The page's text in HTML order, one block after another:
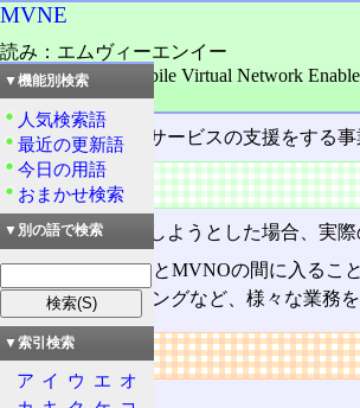
MVNE
読み：エムヴィーエンイー
外語：MVNE: Mobile Virtual Network
品詞：名詞
MVNOに対してサービスの支援をする事
概要
MVNOが事業をしようとした場合、実
MVNEは、MNOとMVNOの間に入るこ
務、コンサルティングなど、様々な業務を
リンク
関連する用語
▼機能別検索
人気検索語
最近の更新語
今日の用語
おまかせ検索
▼別の語で検索
▼索引検索
ア イ ウ エ オ